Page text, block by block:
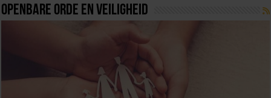
Openbare orde en veiligheid